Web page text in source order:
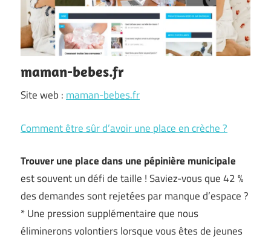
maman-bebes.fr
Site web : maman-bebes.fr
Comment être sûr d’avoir une place en crèche ?
Trouver une place dans une pépinière municipale
est souvent un défi de taille ! Saviez-vous que 42 %
des demandes sont rejetées par manque d’espace ?
* Une pression supplémentaire que nous
éliminerons volontiers lorsque vous êtes de jeunes